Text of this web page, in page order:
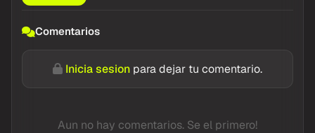
Comentarios
Inicia sesion para dejar tu comentario.
Aun no hay comentarios. Se el primero!